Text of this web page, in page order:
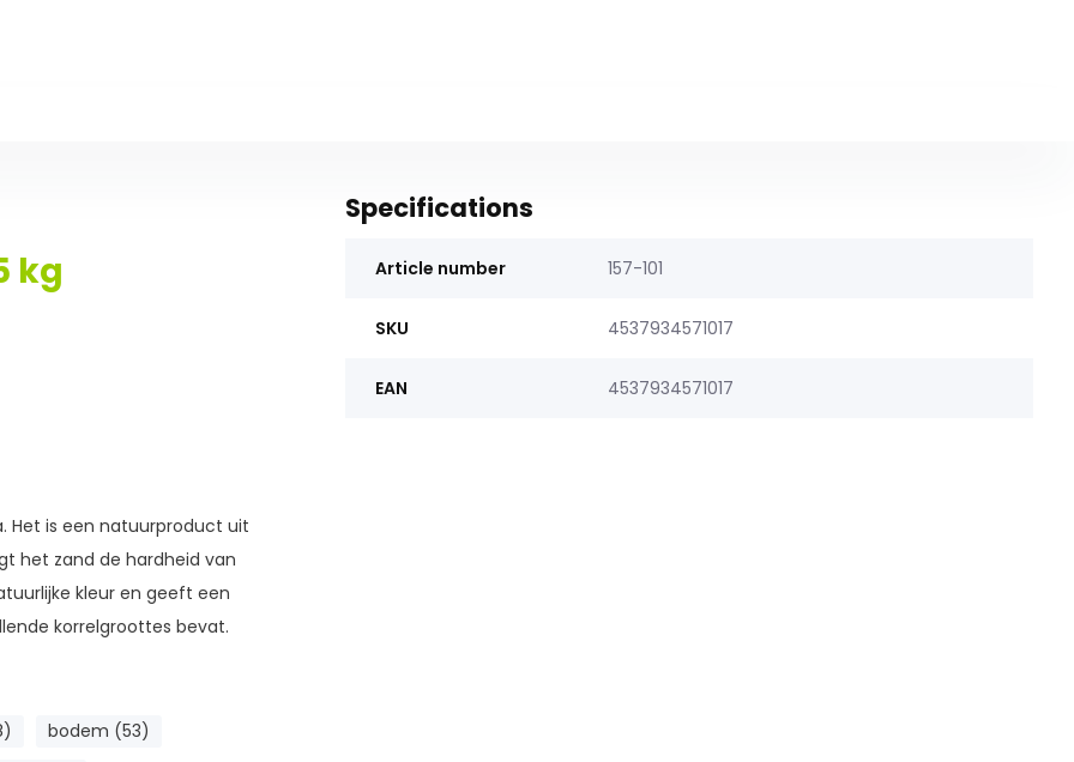
kg
Het is een natuurproduct uit
het zand de hardheid van
kleur en geeft een
korrelgroottes bevat.
bodem (53)
Specifications
Article number 157-101
SKU 4537934571017
EAN 4537934571017